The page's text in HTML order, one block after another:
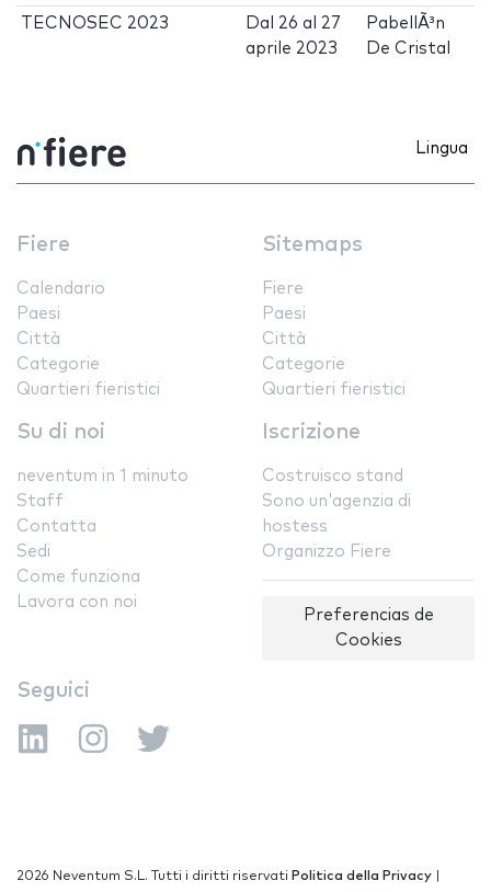
TECNOSEC 2023 Dal 26 al 27
aprile 2023
PabellÃ³n
De Cristal
Lingua
Fiere
Calendario
Paesi
Città
Categorie
Quartieri fieristici
Sitemaps
Fiere
Paesi
Città
Categorie
Quartieri fieristici
Su di noi
neventum in 1 minuto
Staff
Contatta
Sedi
Come funziona
Lavora con noi
Iscrizione
Costruisco stand
Sono un'agenzia di
hostess
Organizzo Fiere
Preferencias de
Cookies
Seguici
2026 Neventum S.L. Tutti i diritti riservati Politica della Privacy